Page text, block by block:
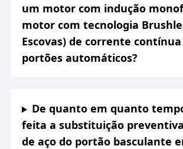
um motor com indução
motor com tecnologia
Escovas) de corrente
portões automáticos?
De quanto em quanto
feita a substituição
de aço do portão basculante